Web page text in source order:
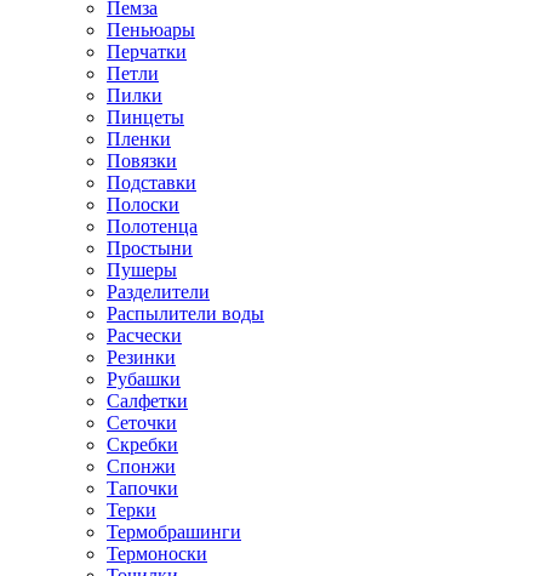
Пемза
Пеньюары
Перчатки
Петли
Пилки
Пинцеты
Пленки
Повязки
Подставки
Полоски
Полотенца
Простыни
Пушеры
Разделители
Распылители воды
Расчески
Резинки
Рубашки
Салфетки
Сеточки
Скребки
Спонжи
Тапочки
Терки
Термобрашинги
Термоноски